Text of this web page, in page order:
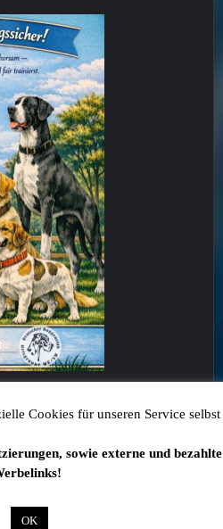
Cookies für unseren Service selbst
sowie externe und bezahlte
OK